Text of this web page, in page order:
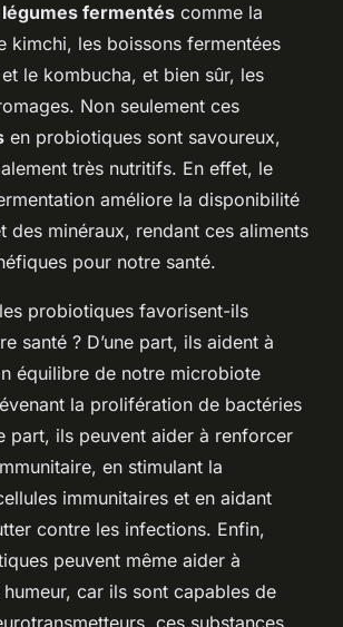
légumes fermentés comme la
kimchi, les boissons fermentées
le kombucha, et bien sûr, les
Non seulement ces
en probiotiques sont savoureux,
très nutritifs. En effet, le
améliore la disponibilité
des minéraux, rendant ces aliments
pour notre santé.
probiotiques favorisent-ils
santé ? D’une part, ils aident à
équilibre de notre microbiote
la prolifération de bactéries
part, ils peuvent aider à renforcer
en stimulant la
immunitaires et en aidant
contre les infections. Enfin,
peuvent même aider à
car ils sont capables de